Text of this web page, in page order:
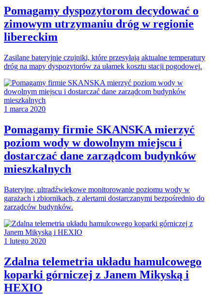
Pomagamy dyspozytorom decydować o
zimowym utrzymaniu dróg w regionie
libereckim
Zasilane bateryjnie czujniki, które przesyłają aktualne temperatury
dróg na mapy dyspozytorów za ułamek kosztu stacji pogodowej.
1 marca 2020
Pomagamy firmie SKANSKA mierzyć
poziom wody w dowolnym miejscu i
dostarczać dane zarządcom budynków
mieszkalnych
Bateryjne, ultradźwiękowe monitorowanie poziomu wody w
garażach i zbiornikach, z alertami dostarczanymi bezpośrednio do
zarządców budynków.
1 lutego 2020
Zdalna telemetria układu hamulcowego
koparki górniczej z Janem Mikyską i
HEXIO